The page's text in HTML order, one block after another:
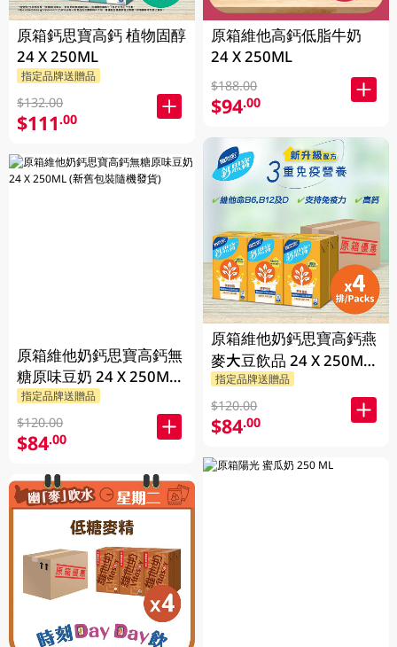
原箱鈣思寶高鈣 植物固醇
24 X 250ML
指定品牌送贈品
$132.00
$111.00
原箱維他奶鈣思寶高鈣無
糖原味豆奶 24 X 250ML
(新舊包裝隨機發貨)
指定品牌送贈品
$120.00
$84.00
原箱維他高鈣低脂牛奶
24 X 250ML
$188.00
$94.00
原箱維他奶鈣思寶高鈣燕
麥大豆飲品 24 X 250ML
(新舊包裝隨機發貨)
指定品牌送贈品
$120.00
$84.00